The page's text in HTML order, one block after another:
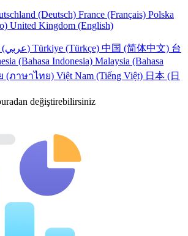
(Deutsch) France (Français) Polska
United Kingdom (English)
UAE (عربي) Türkiye (Türkçe) 中国 (简体中文) 台
(Bahasa Indonesia) Malaysia (Bahasa
(ภาษาไทย) Việt Nam (Tiếng Việt) 日本 (日
değiştirebilirsiniz